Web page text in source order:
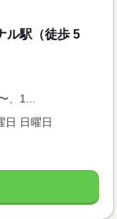
ル駅（徒歩 5
、1...
日 日曜日